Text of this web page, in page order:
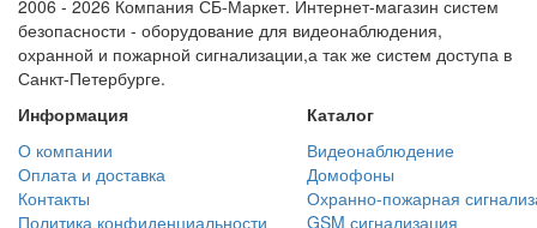
2006 - 2026 Компания СБ-Маркет. Интернет-магазин систем
безопасности - оборудование для видеонаблюдения,
охранной и пожарной сигнализации,а так же систем доступа в
Санкт-Петербурге.
Информация
Каталог
О компании
Видеонаблюдение
Оплата и доставка
Домофоны
Контакты
Охранно-пожарная
Политика конфиденциальности
GSM сигнализация